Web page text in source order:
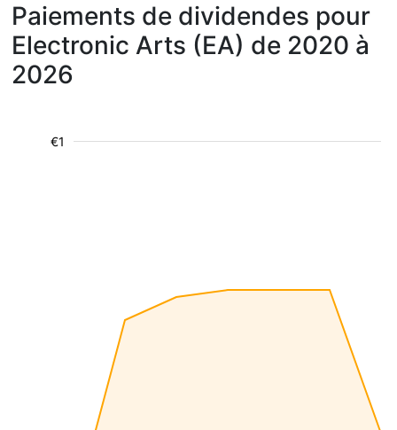
Paiements de dividendes pour
Electronic Arts (EA) de 2020 à
2026
€1